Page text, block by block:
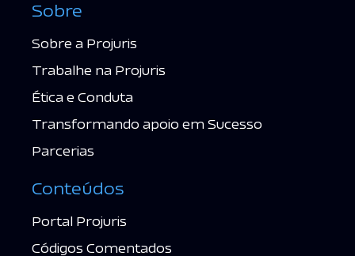
Sobre
Sobre a Projuris
Trabalhe na Projuris
Ética e Conduta
Transformando apoio em Sucesso
Parcerias
Conteúdos
Portal Projuris
Códigos Comentados